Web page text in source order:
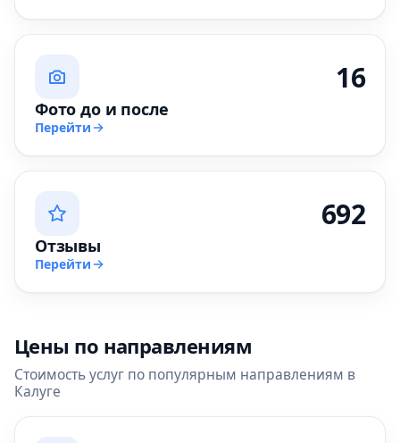
16
Фото до и после
Перейти
692
Отзывы
Перейти
Цены по направлениям
Стоимость услуг по популярным направлениям в
Калуге